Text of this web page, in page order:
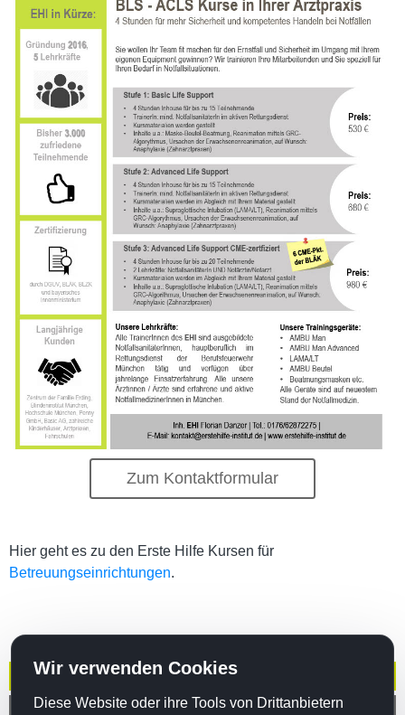
Zum Kontaktformular
Hier geht es zu den Erste Hilfe Kursen für
Betreuungseinrichtungen.
Betriebliche Ersthelfer
Arztpraxen
Wir verwenden Cookies
Diese Website oder ihre Tools von Drittanbietern